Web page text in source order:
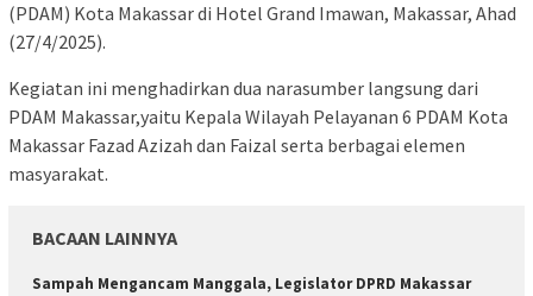
(PDAM) Kota Makassar di Hotel Grand Imawan, Makassar, Ahad
(27/4/2025).
Kegiatan ini menghadirkan dua narasumber langsung dari
PDAM Makassar,yaitu Kepala Wilayah Pelayanan 6 PDAM Kota
Makassar Fazad Azizah dan Faizal serta berbagai elemen
masyarakat.
BACAAN LAINNYA
Sampah Mengancam Manggala, Legislator DPRD Makassar